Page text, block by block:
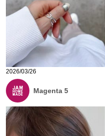
2026/03/26
Magenta 5